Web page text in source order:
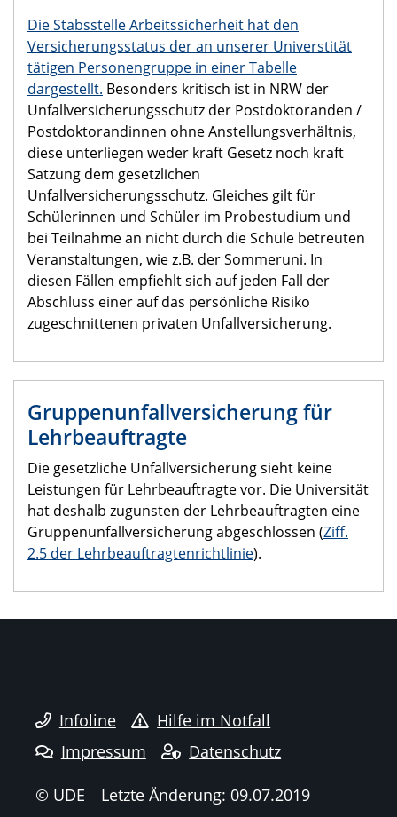
Die Stabsstelle Arbeitssicherheit hat den
Versicherungsstatus der an unserer Universtität
tätigen Personengruppe in einer Tabelle
dargestellt. Besonders kritisch ist in NRW der
Unfallversicherungsschutz der Postdoktoranden /
Postdoktorandinnen ohne Anstellungsverhältnis,
diese unterliegen weder kraft Gesetz noch kraft
Satzung dem gesetzlichen
Unfallversicherungsschutz. Gleiches gilt für
Schülerinnen und Schüler im Probestudium und
bei Teilnahme an nicht durch die Schule betreuten
Veranstaltungen, wie z.B. der Sommeruni. In
diesen Fällen empfiehlt sich auf jeden Fall der
Abschluss einer auf das persönliche Risiko
zugeschnittenen privaten Unfallversicherung.
Gruppenunfallversicherung für
Lehrbeauftragte
Die gesetzliche Unfallversicherung sieht keine
Leistungen für Lehrbeauftragte vor. Die Universität
hat deshalb zugunsten der Lehrbeauftragten eine
Gruppenunfallversicherung abgeschlossen (Ziff.
2.5 der Lehrbeauftragtenrichtlinie).
Infoline
Hilfe im Notfall
Impressum
Datenschutz
© UDE
Letzte Änderung: 09.07.2019